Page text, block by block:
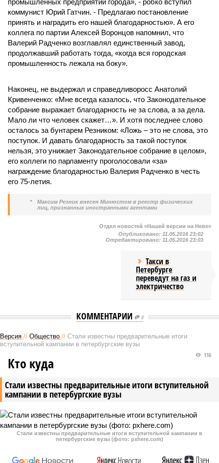
промышленных предприятий города», - робко вступил
коммунист Юрий Гатчин. - Предлагаю постановление
принять и наградить его нашей благодарностью». А его
коллега по партии Алексей Воронцов напомнил, что
Валерий Радченко возглавлял единственный завод,
продолжавший работать тогда, «когда вся городская
промышленность лежала на боку».
Наконец, не выдержал и справедливоросс Анатолий
Кривенченко: «Мне всегда казалось, что Законодательное
собрание выражает благодарность не за слова, а за дела.
Мало ли что человек скажет…». И хотя последнее слово
осталось за бунтарем Резником: «Ложь – это не слова, это
поступок. И давать благодарность за такой поступок
нельзя, это унижает Законодательное собрание в целом»,
его коллеги по парламенту проголосовали «за»
награждение благодарностью Валерия Радченко в честь
его 75-летия.
*
Максим Резник внесен Минюстом в реестр физических
лиц, признанных иностранными агентами
Отдел новостей «Нашей версии на Неве»
Опубликовано: 11.05.2016 23:02
Отредактировано: 11.05.2016 23:03
Такси в
Петербурге
переведут на газ и
электричество
КОММЕНТАРИИ 0
Версия // Общество // Стали известны предварительные итоги
вступительной кампании в петербургские вузы
Стали известны предварительные итоги вступительной
кампании в петербургские вузы
116
Кто куда
Стали известны предварительные итоги вступительной кампании в
петербургские вузы (фото: pxhere.com)